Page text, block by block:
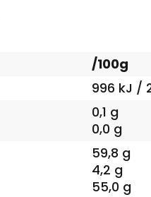
/100g
996 kJ /
0,1 g
0,0 g
59,8 g
4,2 g
55,0 g